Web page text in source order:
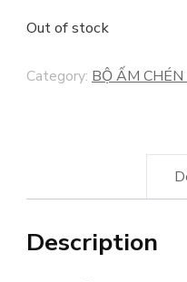
Out of stock
Category: BỘ ẤM
Description